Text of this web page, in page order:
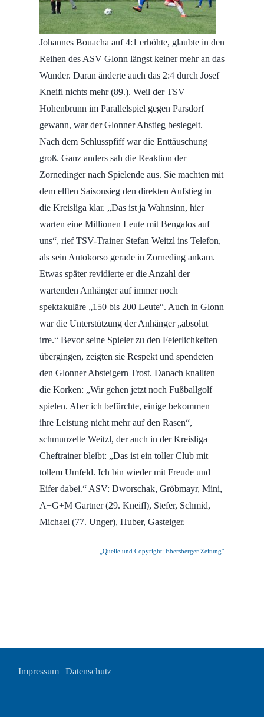
Johannes Bouacha auf 4:1 erhöhte, glaubte in den
Reihen des ASV Glonn längst keiner mehr an das
Wunder. Daran änderte auch das 2:4 durch Josef
Kneifl nichts mehr (89.). Weil der TSV
Hohenbrunn im Parallelspiel gegen Parsdorf
gewann, war der Glonner Abstieg besiegelt.
Nach dem Schlusspfiff war die Enttäuschung
groß. Ganz anders sah die Reaktion der
Zornedinger nach Spielende aus. Sie machten mit
dem elften Saisonsieg den direkten Aufstieg in
die Kreisliga klar. „Das ist ja Wahnsinn, hier
warten eine Millionen Leute mit Bengalos auf
uns“, rief TSV-Trainer Stefan Weitzl ins Telefon,
als sein Autokorso gerade in Zorneding ankam.
Etwas später revidierte er die Anzahl der
wartenden Anhänger auf immer noch
spektakuläre „150 bis 200 Leute“. Auch in Glonn
war die Unterstützung der Anhänger „absolut
irre.“ Bevor seine Spieler zu den Feierlichkeiten
übergingen, zeigten sie Respekt und spendeten
den Glonner Absteigern Trost. Danach knallten
die Korken: „Wir gehen jetzt noch Fußballgolf
spielen. Aber ich befürchte, einige bekommen
ihre Leistung nicht mehr auf den Rasen“,
schmunzelte Weitzl, der auch in der Kreisliga
Cheftrainer bleibt: „Das ist ein toller Club mit
tollem Umfeld. Ich bin wieder mit Freude und
Eifer dabei.“ ASV: Dworschak, Gröbmayr, Mini,
A+G+M Gartner (29. Kneifl), Stefer, Schmid,
Michael (77. Unger), Huber, Gasteiger.
„Quelle und Copyright: Ebersberger Zeitung“
Impressum |Datenschutz